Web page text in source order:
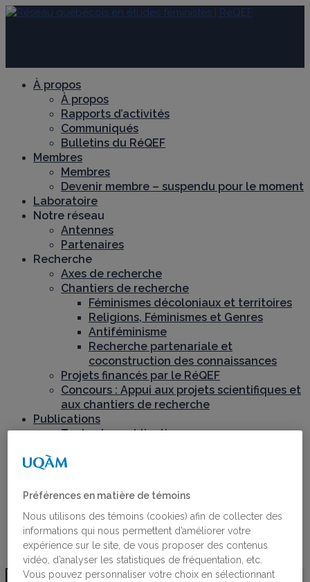
À propos
À propos
Rapports d’activités
Communiqués
Bulletins du RéQEF
Membres
Membres
Devenir membre – suspendu pour le moment
Laboratoire
Notre réseau
Antennes
Partenaires
Recherche
Axes de recherche
Chantiers de recherche
Féminismes décoloniaux et territoires
Religions, Féminismes et Genres
Antiféminisme
Recherche partenariale et
coconstruction des connaissances
Projets financés par le RéQEF
Concours : Appui aux projets scientifiques et
aux chantiers de recherche
Publications
Toutes les publications
Québec
Bourses
Lauréates des bourses
Postdoctorant·e·s du RéQEF
Nous joindre
Préférences en matière de témoins
Nous utilisons des témoins (cookies) afin de collecter des
informations qui nous permettent d’améliorer votre
expérience sur le site, de vous proposer des contenus
vidéo, d’analyser les statistiques de fréquentation, etc.
Vous pouvez personnaliser votre choix en sélectionnant